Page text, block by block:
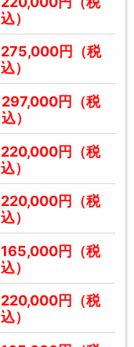
込）
275,000円（税
込）
297,000円（税
込）
220,000円（税
込）
220,000円（税
込）
165,000円（税
込）
220,000円（税
込）